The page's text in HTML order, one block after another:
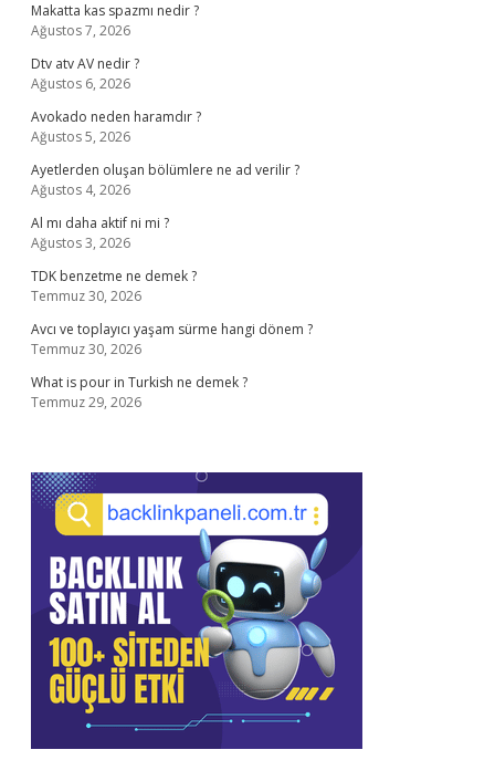
Makatta kas spazmı nedir ?
Ağustos 7, 2026
Dtv atv AV nedir ?
Ağustos 6, 2026
Avokado neden haramdır ?
Ağustos 5, 2026
Ayetlerden oluşan bölümlere ne ad verilir ?
Ağustos 4, 2026
Al mı daha aktif ni mi ?
Ağustos 3, 2026
TDK benzetme ne demek ?
Temmuz 30, 2026
Avcı ve toplayıcı yaşam sürme hangi dönem ?
Temmuz 30, 2026
What is pour in Turkish ne demek ?
Temmuz 29, 2026